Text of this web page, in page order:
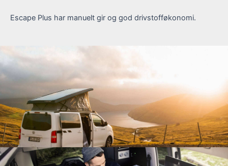
Escape Plus har manuelt gir og god drivstofføkonomi.